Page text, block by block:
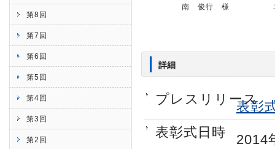
第8回
第7回
第6回
第5回
第4回
第3回
第2回
南 俊行 様
詳細
プレスリリース
表彰
表彰式日時
2014